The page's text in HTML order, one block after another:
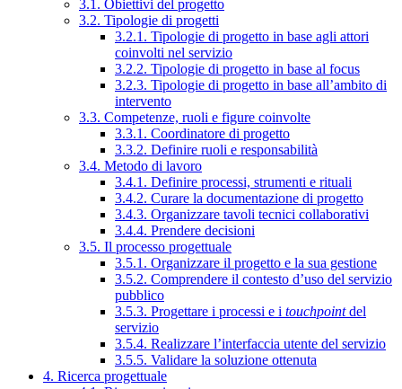
3.1. Obiettivi del progetto
3.2. Tipologie di progetti
3.2.1. Tipologie di progetto in base agli attori
coinvolti nel servizio
3.2.2. Tipologie di progetto in base al focus
3.2.3. Tipologie di progetto in base all’ambito di
intervento
3.3. Competenze, ruoli e figure coinvolte
3.3.1. Coordinatore di progetto
3.3.2. Definire ruoli e responsabilità
3.4. Metodo di lavoro
3.4.1. Definire processi, strumenti e rituali
3.4.2. Curare la documentazione di progetto
3.4.3. Organizzare tavoli tecnici collaborativi
3.4.4. Prendere decisioni
3.5. Il processo progettuale
3.5.1. Organizzare il progetto e la sua gestione
3.5.2. Comprendere il contesto d’uso del servizio
pubblico
3.5.3. Progettare i processi e i touchpointdel
servizio
3.5.4. Realizzare l’interfaccia utente del servizio
3.5.5. Validare la soluzione ottenuta
4. Ricerca progettuale